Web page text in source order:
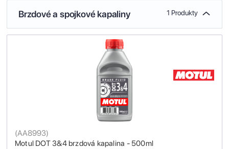
Brzdové a spojkové kapaliny 1 Produkty
Motul DOT 3&4 brzdová kapalina - 500ml
(AA8993)